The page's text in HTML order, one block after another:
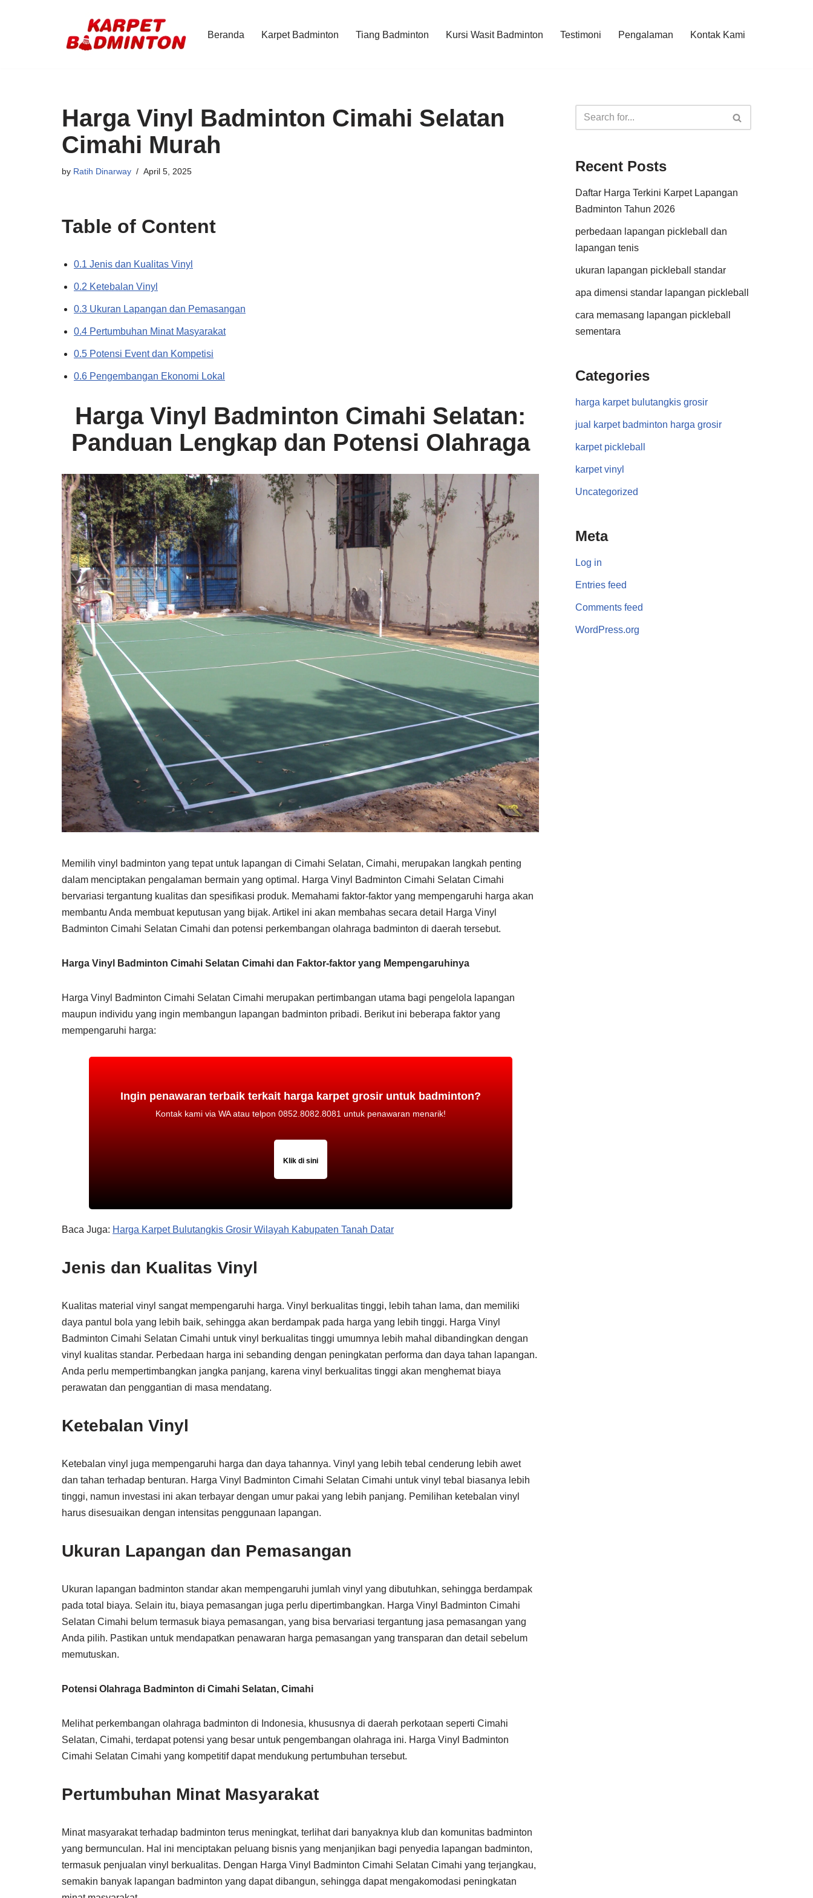
Beranda Karpet Badminton Tiang Badminton Kursi Wasit Badminton Testimoni Pengalaman Kontak Kami
Harga Vinyl Badminton Cimahi Selatan
Cimahi Murah
by Ratih Dinarway April 5, 2025
Table of Content
0.1 Jenis dan Kualitas Vinyl
0.2 Ketebalan Vinyl
0.3 Ukuran Lapangan dan Pemasangan
0.4 Pertumbuhan Minat Masyarakat
0.5 Potensi Event dan Kompetisi
0.6 Pengembangan Ekonomi Lokal
Harga Vinyl Badminton Cimahi Selatan:
Panduan Lengkap dan Potensi Olahraga
Memilih vinyl badminton yang tepat untuk lapangan di Cimahi Selatan, Cimahi, merupakan langkah penting
dalam menciptakan pengalaman bermain yang optimal. Harga Vinyl Badminton Cimahi Selatan Cimahi
bervariasi tergantung kualitas dan spesifikasi produk. Memahami faktor-faktor yang mempengaruhi harga akan
membantu Anda membuat keputusan yang bijak. Artikel ini akan membahas secara detail Harga Vinyl
Badminton Cimahi Selatan Cimahi dan potensi perkembangan olahraga badminton di daerah tersebut.
Harga Vinyl Badminton Cimahi Selatan Cimahi dan Faktor-faktor yang Mempengaruhinya
Harga Vinyl Badminton Cimahi Selatan Cimahi merupakan pertimbangan utama bagi pengelola lapangan
maupun individu yang ingin membangun lapangan badminton pribadi. Berikut ini beberapa faktor yang
mempengaruhi harga:
Ingin penawaran terbaik terkait harga karpet grosir untuk badminton?
Kontak kami via WA atau telpon 0852.8082.8081 untuk penawaran menarik!
Klik di sini
Baca Juga: Harga Karpet Bulutangkis Grosir Wilayah Kabupaten Tanah Datar
Jenis dan Kualitas Vinyl
Kualitas material vinyl sangat mempengaruhi harga. Vinyl berkualitas tinggi, lebih tahan lama, dan memiliki
daya pantul bola yang lebih baik, sehingga akan berdampak pada harga yang lebih tinggi. Harga Vinyl
Badminton Cimahi Selatan Cimahi untuk vinyl berkualitas tinggi umumnya lebih mahal dibandingkan dengan
vinyl kualitas standar. Perbedaan harga ini sebanding dengan peningkatan performa dan daya tahan lapangan.
Anda perlu mempertimbangkan jangka panjang, karena vinyl berkualitas tinggi akan menghemat biaya
perawatan dan penggantian di masa mendatang.
Ketebalan Vinyl
Ketebalan vinyl juga mempengaruhi harga dan daya tahannya. Vinyl yang lebih tebal cenderung lebih awet
dan tahan terhadap benturan. Harga Vinyl Badminton Cimahi Selatan Cimahi untuk vinyl tebal biasanya lebih
tinggi, namun investasi ini akan terbayar dengan umur pakai yang lebih panjang. Pemilihan ketebalan vinyl
harus disesuaikan dengan intensitas penggunaan lapangan.
Ukuran Lapangan dan Pemasangan
Ukuran lapangan badminton standar akan mempengaruhi jumlah vinyl yang dibutuhkan, sehingga berdampak
pada total biaya. Selain itu, biaya pemasangan juga perlu dipertimbangkan. Harga Vinyl Badminton Cimahi
Selatan Cimahi belum termasuk biaya pemasangan, yang bisa bervariasi tergantung jasa pemasangan yang
Anda pilih. Pastikan untuk mendapatkan penawaran harga pemasangan yang transparan dan detail sebelum
memutuskan.
Potensi Olahraga Badminton di Cimahi Selatan, Cimahi
Melihat perkembangan olahraga badminton di Indonesia, khususnya di daerah perkotaan seperti Cimahi
Selatan, Cimahi, terdapat potensi yang besar untuk pengembangan olahraga ini. Harga Vinyl Badminton
Cimahi Selatan Cimahi yang kompetitif dapat mendukung pertumbuhan tersebut.
Pertumbuhan Minat Masyarakat
Minat masyarakat terhadap badminton terus meningkat, terlihat dari banyaknya klub dan komunitas badminton
yang bermunculan. Hal ini menciptakan peluang bisnis yang menjanjikan bagi penyedia lapangan badminton,
termasuk penjualan vinyl berkualitas. Dengan Harga Vinyl Badminton Cimahi Selatan Cimahi yang terjangkau,
semakin banyak lapangan badminton yang dapat dibangun, sehingga dapat mengakomodasi peningkatan
Recent Posts
Daftar Harga Terkini Karpet Lapangan
Badminton Tahun 2026
perbedaan lapangan pickleball dan
lapangan tenis
ukuran lapangan pickleball standar
apa dimensi standar lapangan pickleball
cara memasang lapangan pickleball
sementara
Categories
harga karpet bulutangkis grosir
jual karpet badminton harga grosir
karpet pickleball
karpet vinyl
Uncategorized
Meta
Log in
Entries feed
Comments feed
WordPress.org